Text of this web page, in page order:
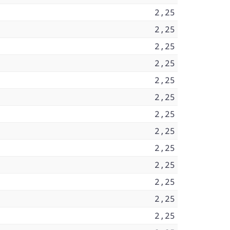
2,25
2,25
2,25
2,25
2,25
2,25
2,25
2,25
2,25
2,25
2,25
2,25
2,25